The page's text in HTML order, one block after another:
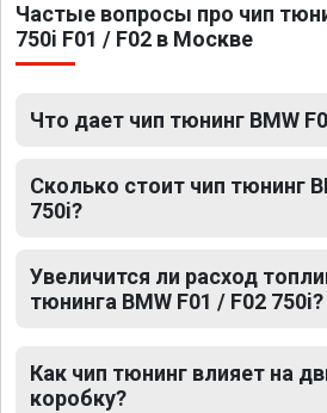
Частые вопросы про чип
750i F01 / F02 в Москве
Что дает чип тюнинг BMW
Сколько стоит чип тюнинг
750i?
Увеличится ли расход
тюнинга BMW F01 / F02 750i?
Как чип тюнинг влияет на
коробку?